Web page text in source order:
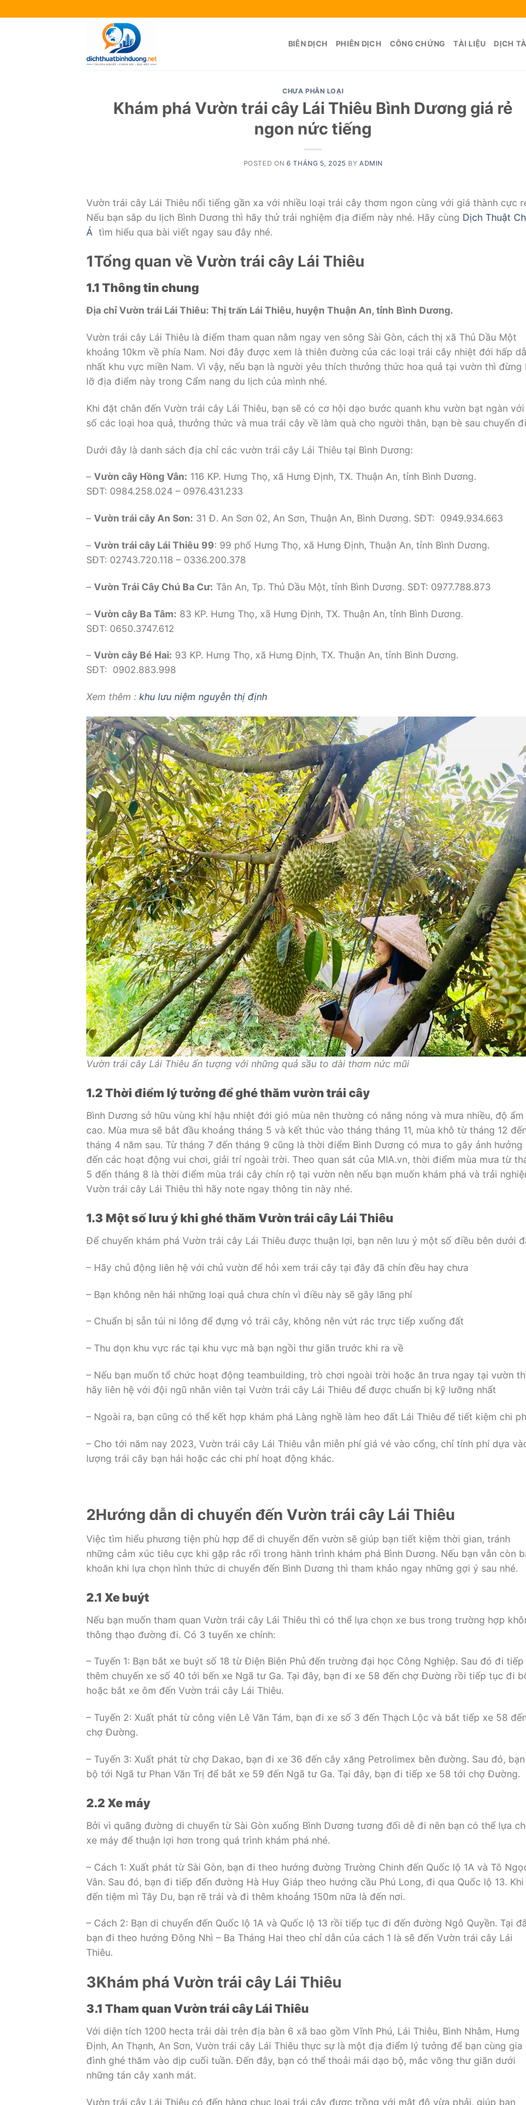
to
BIÊN DỊCH PHIÊN DỊCH CÔNG CHỨNG TÀI LIỆU DỊCH
CHƯA PHÂN LOẠI
Khám phá Vườn trái cây Lái Thiêu Bình Dương giá rẻ
ngon nức tiếng
POSTED ON6 THÁNG 5, 2025 BY ADMIN
Vườn trái cây Lái Thiêu nổi tiếng gần xa với nhiều loại trái cây thơm ngon cùng với giá thành cực
Nếu bạn sắp du lịch Bình Dương thì hãy thử trải nghiệm địa điểm này nhé. Hãy cùng Dịch Thuật
Á tìm hiểu qua bài viết ngay sau đây nhé.
1Tổng quan về Vườn trái cây Lái Thiêu
1.1 Thông tin chung
Địa chỉ Vườn trái Lái Thiêu: Thị trấn Lái Thiêu, huyện Thuận An, tỉnh Bình Dương.
Vườn trái cây Lái Thiêu là điểm tham quan nằm ngay ven sông Sài Gòn, cách thị xã Thủ Dầu Một
khoảng 10km về phía Nam. Nơi đây được xem là thiên đường của các loại trái cây nhiệt đới hấp
nhất khu vực miền Nam. Vì vậy, nếu bạn là người yêu thích thưởng thức hoa quả tại vườn thì đừng
lỡ địa điểm này trong Cẩm nang du lịch của mình nhé.
Khi đặt chân đến Vườn trái cây Lái Thiêu, bạn sẽ có cơ hội dạo bước quanh khu vườn bạt ngàn
số các loại hoa quả, thưởng thức và mua trái cây về làm quà cho người thân, bạn bè sau chuyến
Dưới đây là danh sách địa chỉ các vườn trái cây Lái Thiêu tại Bình Dương:
– Vườn cây Hồng Vân: 116 KP. Hưng Thọ, xã Hưng Định, TX. Thuận An, tỉnh Bình Dương.
SĐT: 0984.258.024 – 0976.431.233
– Vườn trái cây An Sơn: 31 Đ. An Sơn 02, An Sơn, Thuận An, Bình Dương. SĐT: 0949.934.663
– Vườn trái cây Lái Thiêu 99: 99 phố Hưng Thọ, xã Hưng Định, Thuận An, tỉnh Bình Dương.
SĐT: 02743.720.118 – 0336.200.378
– Vườn Trái Cây Chú Ba Cư: Tân An, Tp. Thủ Dầu Một, tỉnh Bình Dương. SĐT: 0977.788.873
– Vườn cây Ba Tâm: 83 KP. Hưng Thọ, xã Hưng Định, TX. Thuận An, tỉnh Bình Dương.
SĐT: 0650.3747.612
– Vườn cây Bé Hai: 93 KP. Hưng Thọ, xã Hưng Định, TX. Thuận An, tỉnh Bình Dương.
SĐT: 0902.883.998
Xem thêm : khu lưu niệm nguyễn thị định
Vườn trái cây Lái Thiêu ấn tượng với những quả sầu to dài thơm nức mũi
1.2 Thời điểm lý tưởng để ghé thăm vườn trái cây
Bình Dương sở hữu vùng khí hậu nhiệt đới gió mùa nên thường có nắng nóng và mưa nhiều, độ ẩm
cao. Mùa mưa sẽ bắt đầu khoảng tháng 5 và kết thúc vào tháng tháng 11, mùa khô từ tháng 12 đến
tháng 4 năm sau. Từ tháng 7 đến tháng 9 cũng là thời điểm Bình Dương có mưa to gây ảnh hưởng
đến các hoạt động vui chơi, giải trí ngoài trời. Theo quan sát của MIA.vn, thời điểm mùa mưa từ
5 đến tháng 8 là thời điểm mùa trái cây chín rộ tại vườn nên nếu bạn muốn khám phá và trải
Vườn trái cây Lái Thiêu thì hãy note ngay thông tin này nhé.
1.3 Một số lưu ý khi ghé thăm Vườn trái cây Lái Thiêu
Để chuyến khám phá Vườn trái cây Lái Thiêu được thuận lợi, bạn nên lưu ý một số điều bên dưới
– Hãy chủ động liên hệ với chủ vườn để hỏi xem trái cây tại đây đã chín đều hay chưa
– Bạn không nên hái những loại quả chưa chín vì điều này sẽ gây lãng phí
– Chuẩn bị sẵn túi ni lông để đựng vỏ trái cây, không nên vứt rác trực tiếp xuống đất
– Thu dọn khu vực rác tại khu vực mà bạn ngồi thư giãn trước khi ra về
– Nếu bạn muốn tổ chức hoạt động teambuilding, trò chơi ngoài trời hoặc ăn trưa ngay tại vườn
hãy liên hệ với đội ngũ nhân viên tại Vườn trái cây Lái Thiêu để được chuẩn bị kỹ lưỡng nhất
– Ngoài ra, bạn cũng có thể kết hợp khám phá Làng nghề làm heo đất Lái Thiêu để tiết kiệm chi
– Cho tới năm nay 2023, Vườn trái cây Lái Thiêu vẫn miễn phí giá vé vào cổng, chỉ tính phí dựa
lượng trái cây bạn hái hoặc các chi phí hoạt động khác.
2Hướng dẫn di chuyển đến Vườn trái cây Lái Thiêu
Việc tìm hiểu phương tiện phù hợp để di chuyển đến vườn sẽ giúp bạn tiết kiệm thời gian, tránh
những cảm xúc tiêu cực khi gặp rắc rối trong hành trình khám phá Bình Dương. Nếu bạn vẫn còn
khoăn khi lựa chọn hình thức di chuyển đến Bình Dương thì tham khảo ngay những gợi ý sau nhé.
2.1 Xe buýt
Nếu bạn muốn tham quan Vườn trái cây Lái Thiêu thì có thể lựa chọn xe bus trong trường hợp
thông thạo đường đi. Có 3 tuyến xe chính:
– Tuyến 1: Bạn bắt xe buýt số 18 từ Điện Biên Phủ đến trường đại học Công Nghiệp. Sau đó đi tiếp
thêm chuyến xe số 40 tới bến xe Ngã tư Ga. Tại đây, bạn đi xe 58 đến chợ Đường rồi tiếp tục đi
hoặc bắt xe ôm đến Vườn trái cây Lái Thiêu.
– Tuyến 2: Xuất phát từ công viên Lê Văn Tám, bạn đi xe số 3 đến Thạch Lộc và bắt tiếp xe 58 đến
chợ Đường.
– Tuyến 3: Xuất phát từ chợ Dakao, bạn đi xe 36 đến cây xăng Petrolimex bên đường. Sau đó,
bộ tới Ngã tư Phan Văn Trị để bắt xe 59 đến Ngã tư Ga. Tại đây, bạn đi tiếp xe 58 tới chợ Đường.
2.2 Xe máy
Bởi vì quãng đường di chuyển từ Sài Gòn xuống Bình Dương tương đối dễ đi nên bạn có thể lựa
xe máy để thuận lợi hơn trong quá trình khám phá nhé.
– Cách 1: Xuất phát từ Sài Gòn, bạn đi theo hướng đường Trường Chinh đến Quốc lộ 1A và Tô
Vân. Sau đó, bạn đi tiếp đến đường Hà Huy Giáp theo hướng cầu Phú Long, đi qua Quốc lộ 13. Khi
đến tiệm mì Tây Du, bạn rẽ trái và đi thêm khoảng 150m nữa là đến nơi.
– Cách 2: Bạn di chuyển đến Quốc lộ 1A và Quốc lộ 13 rồi tiếp tục đi đến đường Ngô Quyền. Tại
bạn đi theo hướng Đông Nhì – Ba Tháng Hai theo chỉ dẫn của cách 1 là sẽ đến Vườn trái cây Lái
Thiêu.
3Khám phá Vườn trái cây Lái Thiêu
3.1 Tham quan Vườn trái cây Lái Thiêu
Với diện tích 1200 hecta trải dài trên địa bàn 6 xã bao gồm Vĩnh Phú, Lái Thiêu, Bình Nhâm, Hưng
Định, An Thạnh, An Sơn, Vườn trái cây Lái Thiêu thực sự là một địa điểm lý tưởng để bạn cùng gia
đình ghé thăm vào dịp cuối tuần. Đến đây, bạn có thể thoải mái dạo bộ, mắc võng thư giãn dưới
những tán cây xanh mát.
Vườn trái cây Lái Thiêu có đến hàng chục loại trái cây được trồng với mật độ vừa phải, giúp bạn